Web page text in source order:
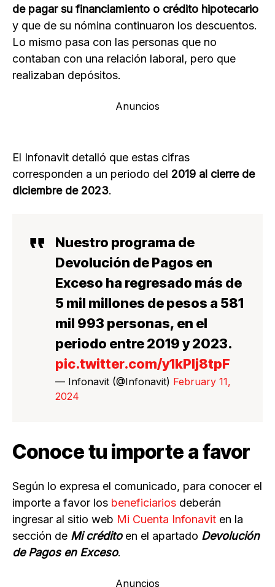
de pagar su financiamiento o crédito hipotecario
y que de su nómina continuaron los descuentos.
Lo mismo pasa con las personas que no
contaban con una relación laboral, pero que
realizaban depósitos.
Anuncios
El Infonavit detalló que estas cifras
corresponden a un periodo del 2019 al cierre de
diciembre de 2023.
Nuestro programa de
Devolución de Pagos en
Exceso ha regresado más de
5 mil millones de pesos a 581
mil 993 personas, en el
periodo entre 2019 y 2023.
pic.twitter.com/y1kPlj8tpF
— Infonavit (@Infonavit) February 11,
2024
Conoce tu importe a favor
Según lo expresa el comunicado, para conocer el
importe a favor los beneficiarios deberán
ingresar al sitio web Mi Cuenta Infonavit en la
sección de Mi créditoen el apartado Devolución
de Pagos en Exceso.
Anuncios